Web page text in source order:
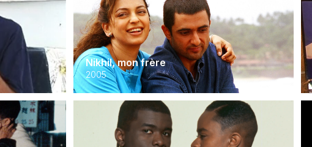
Nikhil, mon frère
2005